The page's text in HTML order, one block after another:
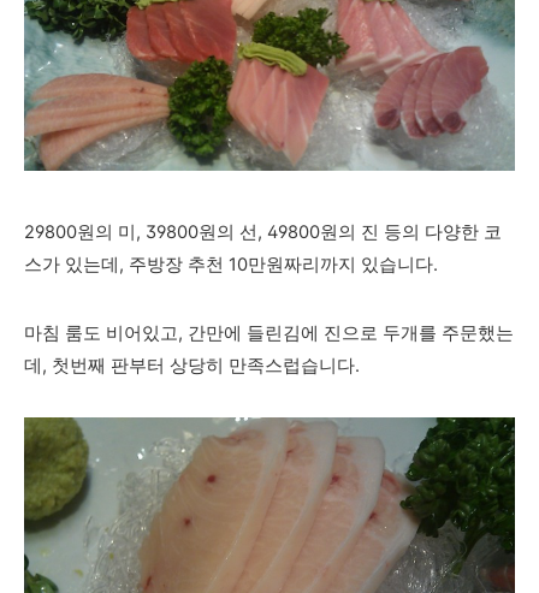
29800원의 미, 39800원의 선, 49800원의 진 등의 다양한 코
스가 있는데, 주방장 추천 10만원짜리까지 있습니다.
마침 룸도 비어있고, 간만에 들린김에 진으로 두개를 주문했는
데, 첫번째 판부터 상당히 만족스럽습니다.